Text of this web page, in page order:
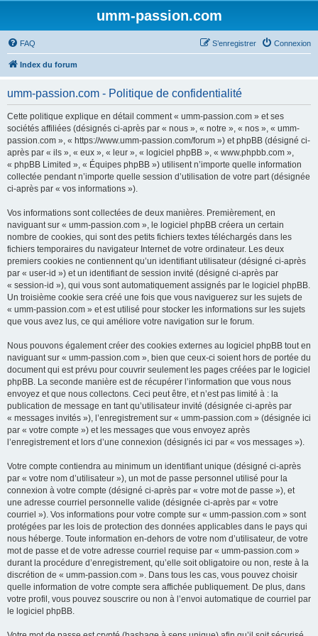
umm-passion.com
FAQ Connexion
S’enregistrer
Index du forum
umm-passion.com - Politique de confidentialité
Cette politique explique en détail comment « umm-passion.com » et ses
sociétés affiliées (désignés ci-après par « nous », « notre », « nos », « umm-
passion.com », « https://www.umm-passion.com/forum ») et phpBB (désigné ci-
après par « ils », « eux », « leur », « logiciel phpBB », « www.phpbb.com »,
« phpBB Limited », « Équipes phpBB ») utilisent n’importe quelle information
collectée pendant n’importe quelle session d’utilisation de votre part (désignée
ci-après par « vos informations »).
Vos informations sont collectées de deux manières. Premièrement, en
naviguant sur « umm-passion.com », le logiciel phpBB créera un certain
nombre de cookies, qui sont des petits fichiers textes téléchargés dans les
fichiers temporaires du navigateur Internet de votre ordinateur. Les deux
premiers cookies ne contiennent qu’un identifiant utilisateur (désigné ci-après
par « user-id ») et un identifiant de session invité (désigné ci-après par
« session-id »), qui vous sont automatiquement assignés par le logiciel phpBB.
Un troisième cookie sera créé une fois que vous naviguerez sur les sujets de
« umm-passion.com » et est utilisé pour stocker les informations sur les sujets
que vous avez lus, ce qui améliore votre navigation sur le forum.
Nous pouvons également créer des cookies externes au logiciel phpBB tout en
naviguant sur « umm-passion.com », bien que ceux-ci soient hors de portée du
document qui est prévu pour couvrir seulement les pages créées par le logiciel
phpBB. La seconde manière est de récupérer l’information que vous nous
envoyez et que nous collectons. Ceci peut être, et n’est pas limité à : la
publication de message en tant qu’utilisateur invité (désignée ci-après par
« messages invités »), l’enregistrement sur « umm-passion.com » (désignée ici
par « votre compte ») et les messages que vous envoyez après
l’enregistrement et lors d’une connexion (désignés ici par « vos messages »).
Votre compte contiendra au minimum un identifiant unique (désigné ci-après
par « votre nom d’utilisateur »), un mot de passe personnel utilisé pour la
connexion à votre compte (désigné ci-après par « votre mot de passe »), et
une adresse courriel personnelle valide (désignée ci-après par « votre
courriel »). Vos informations pour votre compte sur « umm-passion.com » sont
protégées par les lois de protection des données applicables dans le pays qui
nous héberge. Toute information en-dehors de votre nom d’utilisateur, de votre
mot de passe et de votre adresse courriel requise par « umm-passion.com »
durant la procédure d’enregistrement, qu’elle soit obligatoire ou non, reste à la
discrétion de « umm-passion.com ». Dans tous les cas, vous pouvez choisir
quelle information de votre compte sera affichée publiquement. De plus, dans
votre profil, vous pouvez souscrire ou non à l’envoi automatique de courriel par
le logiciel phpBB.